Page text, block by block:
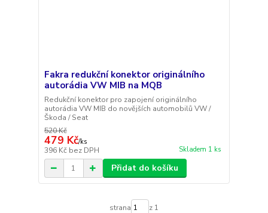
Fakra redukční konektor originálního
autorádia VW MIB na MQB
Redukční konektor pro zapojení originálního
autorádia VW MIB do novějších automobilů VW /
Škoda / Seat
520 Kč
479 Kč/ks
396 Kč bez DPH Skladem 1 ks
Přidat do košíku
strana z 1